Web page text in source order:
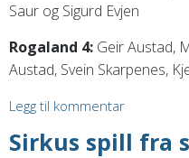
Saur og Sigurd Evjen
Rogaland 4: Geir Austad,
Austad, Svein Skarpenes,
Legg til kommentar
Sirkus spill fra